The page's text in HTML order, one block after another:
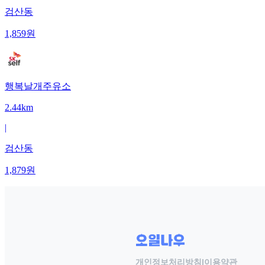
검산동
1,859원
행복날개주유소
2.44km
|
검산동
1,879원
개인정보처리방침 |이용약관